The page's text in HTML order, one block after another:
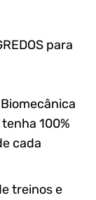
para
100%
cada
treinos e